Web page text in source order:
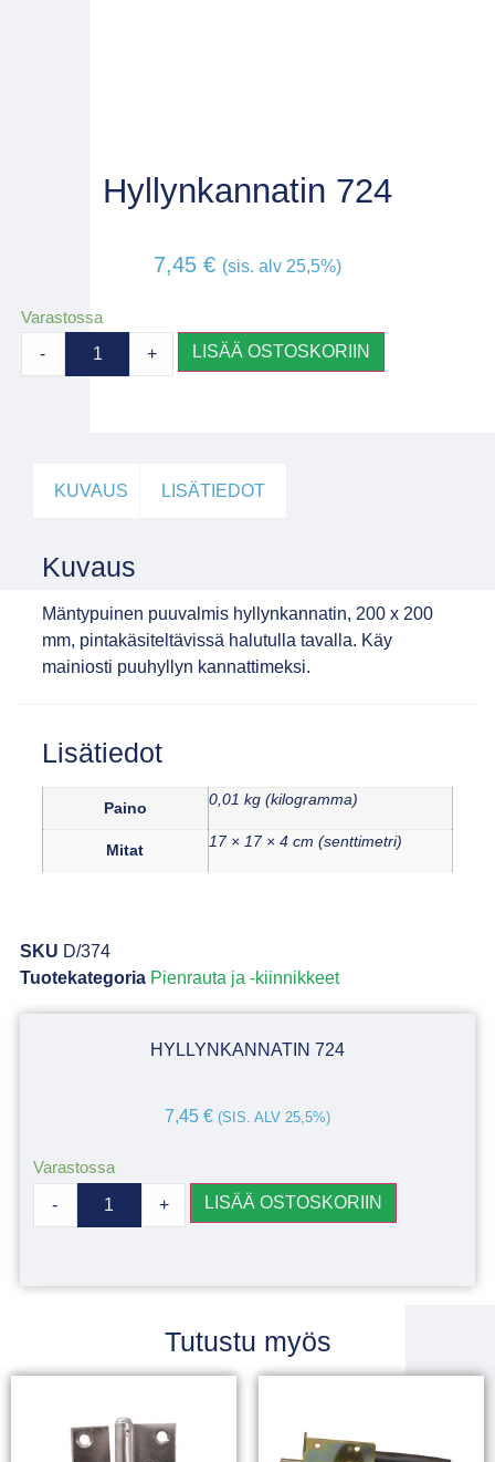
Hyllynkannatin 724
7,45 € (sis. alv 25,5%)
Varastossa
- + LISÄÄ OSTOSKORIIN
KUVAUS LISÄTIEDOT
Kuvaus
Mäntypuinen puuvalmis hyllynkannatin, 200 x 200
mm, pintakäsiteltävissä halutulla tavalla. Käy
mainiosti puuhyllyn kannattimeksi.
Lisätiedot
Paino 0,01 kg (kilogramma)
Mitat 17 × 17 × 4 cm (senttimetri)
SKU D/374
Tuotekategoria Pienrauta ja -kiinnikkeet
HYLLYNKANNATIN 724
7,45 € (SIS. ALV 25,5%)
Varastossa
- + LISÄÄ OSTOSKORIIN
Tutustu myös